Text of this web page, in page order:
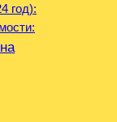
год):